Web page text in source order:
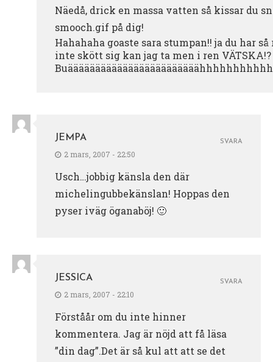
Näedå, drick en massa vatten så kissar du
smooch.gif på dig!
Hahahaha goaste sara stumpan!! ja du har
inte skött sig kan jag ta men i ren VÄTSKA!?
JEMPA
2 mars, 2007 - 22:50
Usch…jobbig känsla den där
michelingubbekänslan! Hoppas den
pyser iväg öganaböj! 🙂
SVARA
JESSICA
2 mars, 2007 - 22:10
Förståår om du inte hinner
kommentera. Jag är nöjd att få läsa
”din dag”.Det är så kul att att se det
SVARA